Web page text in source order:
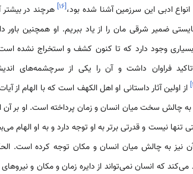
ادبی این سرزمین آشنا شده بود،[۱۶]هرچند در بیشتر
ضمیر شرقی مان را از یاد ببریم. او همچنین
وجود دارد که تا کنون کشف و استخراج نشده است.
فراوان داشت و آن را یکی از سرچشمه‌های
] از اولین آثار داستانی او اهل الکهف است که با الهام از
چالش سخت میان انسان و زمان پرداخته است. او بر آن
تنها نیست و قدرتی برتر به او توجه دارد و به او الهام
نیز به چالش میان انسان و مکان توجه کرده است.
می‌­کند که انسان نمی­‌تواند از دایره زمان و مکان و